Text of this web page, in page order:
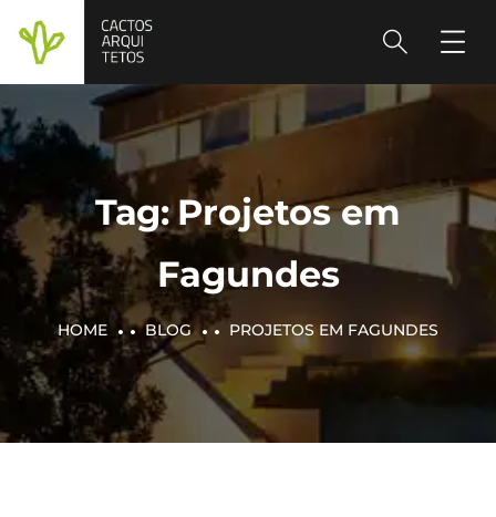
Tag:Projetos em
Fagundes
HOME BLOG PROJETOS EM FAGUNDES